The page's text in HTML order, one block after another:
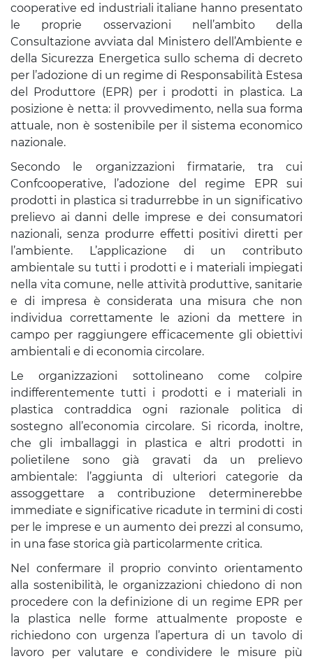
cooperative ed industriali italiane hanno presentato
le proprie osservazioni nell’ambito della
Consultazione avviata dal Ministero dell’Ambiente e
della Sicurezza Energetica sullo schema di decreto
per l’adozione di un regime di Responsabilità Estesa
del Produttore (EPR) per i prodotti in plastica. La
posizione è netta: il provvedimento, nella sua forma
attuale, non è sostenibile per il sistema economico
nazionale.
Secondo le organizzazioni firmatarie, tra cui
Confcooperative, l’adozione del regime EPR sui
prodotti in plastica si tradurrebbe in un significativo
prelievo ai danni delle imprese e dei consumatori
nazionali, senza produrre effetti positivi diretti per
l’ambiente. L’applicazione di un contributo
ambientale su tutti i prodotti e i materiali impiegati
nella vita comune, nelle attività produttive, sanitarie
e di impresa è considerata una misura che non
individua correttamente le azioni da mettere in
campo per raggiungere efficacemente gli obiettivi
ambientali e di economia circolare.
Le organizzazioni sottolineano come colpire
indifferentemente tutti i prodotti e i materiali in
plastica contraddica ogni razionale politica di
sostegno all’economia circolare. Si ricorda, inoltre,
che gli imballaggi in plastica e altri prodotti in
polietilene sono già gravati da un prelievo
ambientale: l’aggiunta di ulteriori categorie da
assoggettare a contribuzione determinerebbe
immediate e significative ricadute in termini di costi
per le imprese e un aumento dei prezzi al consumo,
in una fase storica già particolarmente critica.
Nel confermare il proprio convinto orientamento
alla sostenibilità, le organizzazioni chiedono di non
procedere con la definizione di un regime EPR per
la plastica nelle forme attualmente proposte e
richiedono con urgenza l’apertura di un tavolo di
lavoro per valutare e condividere le misure più